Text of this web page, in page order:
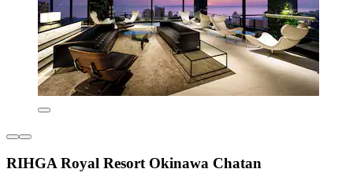
RIHGA Royal Resort Okinawa Chatan